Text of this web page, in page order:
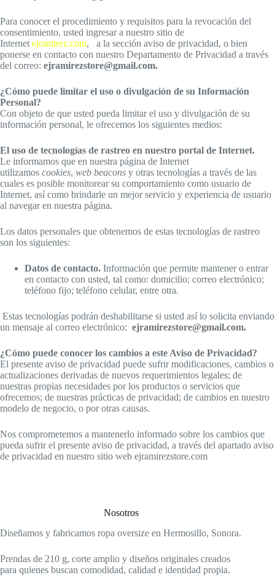
Para conocer el procedimiento y requisitos para la revocación del
consentimiento, usted ingresar a nuestro sitio de
Internet ejramirez.com, a la sección aviso de privacidad, o bien
ponerse en contacto con nuestro Departamento de Privacidad a través
del correo: ejramirezstore@gmail.com.
¿Cómo puede limitar el uso o divulgación de su Información
Personal?
Con objeto de que usted pueda limitar el uso y divulgación de su
información personal, le ofrecemos los siguientes medios:
El uso de tecnologías de rastreo en nuestro portal de Internet.
Le informamos que en nuestra página de Internet
utilizamos cookies, web beacons y otras tecnologías a través de las
cuales es posible monitorear su comportamiento como usuario de
Internet, así como brindarle un mejor servicio y experiencia de usuario
al navegar en nuestra página.
Los datos personales que obtenemos de estas tecnologías de rastreo
son los siguientes:
Datos de contacto. Información que permite mantener o entrar
en contacto con usted, tal como: domicilio; correo electrónico;
teléfono fijo; teléfono celular, entre otra.
Estas tecnologías podrán deshabilitarse si usted así lo solicita enviando
un mensaje al correo electrónico: ejramirezstore@gmail.com.
¿Cómo puede conocer los cambios a este Aviso de Privacidad?
El presente aviso de privacidad puede sufrir modificaciones, cambios o
actualizaciones derivadas de nuevos requerimientos legales; de
nuestras propias necesidades por los productos o servicios que
ofrecemos; de nuestras prácticas de privacidad; de cambios en nuestro
modelo de negocio, o por otras causas.
Nos comprometemos a mantenerlo informado sobre los cambios que
pueda sufrir el presente aviso de privacidad, a través del apartado aviso
de privacidad en nuestro sitio web ejramirezstore.com
Nosotros
Diseñamos y fabricamos ropa oversize en Hermosillo, Sonora.
Prendas de 210 g, corte amplio y diseños originales creados
para quienes buscan comodidad, calidad e identidad propia.